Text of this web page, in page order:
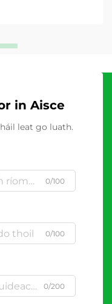
in Aisce
leat go luath.
0/100
0/100
0/200